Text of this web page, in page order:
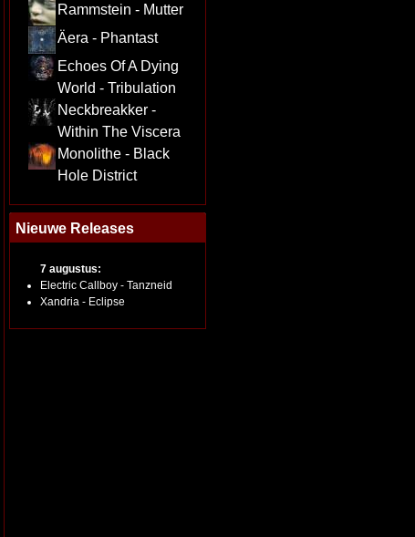
Rammstein - Mutter
Äera - Phantast
Echoes Of A Dying
World - Tribulation
Neckbreakker -
Within The Viscera
Monolithe - Black
Hole District
Nieuwe Releases
7 augustus:
Electric Callboy - Tanzneid
Xandria - Eclipse